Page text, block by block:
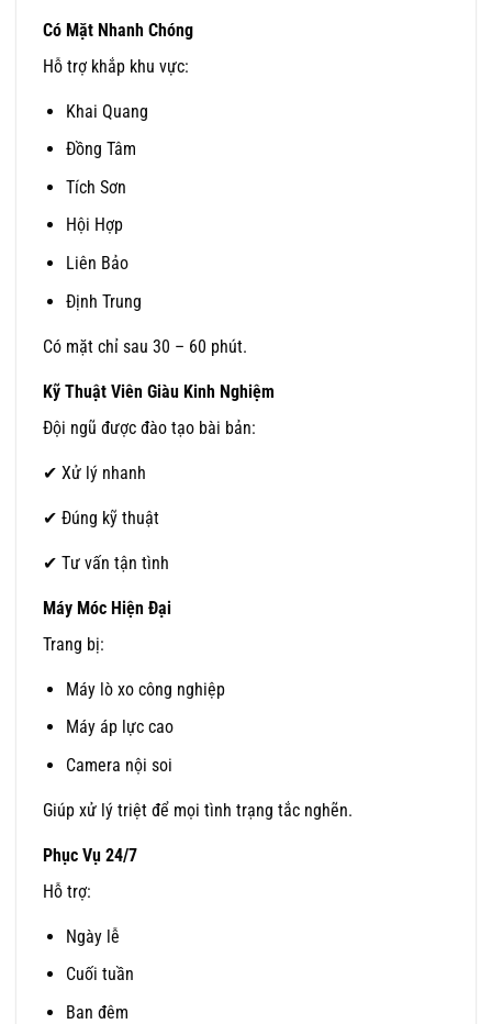
Có Mặt Nhanh Chóng
Hỗ trợ khắp khu vực:
Khai Quang
Đồng Tâm
Tích Sơn
Hội Hợp
Liên Bảo
Định Trung
Có mặt chỉ sau 30 – 60 phút.
Kỹ Thuật Viên Giàu Kinh Nghiệm
Đội ngũ được đào tạo bài bản:
✔ Xử lý nhanh
✔ Đúng kỹ thuật
✔ Tư vấn tận tình
Máy Móc Hiện Đại
Trang bị:
Máy lò xo công nghiệp
Máy áp lực cao
Camera nội soi
Giúp xử lý triệt để mọi tình trạng tắc nghẽn.
Phục Vụ 24/7
Hỗ trợ:
Ngày lễ
Cuối tuần
Ban đêm